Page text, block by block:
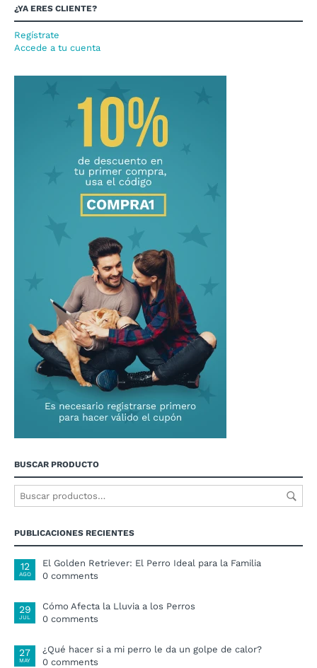
¿YA ERES CLIENTE?
Regístrate
Accede a tu cuenta
BUSCAR PRODUCTO
PUBLICACIONES RECIENTES
12
AGO
El Golden Retriever: El Perro Ideal para la Familia
0 comments
29
JUL
Cómo Afecta la Lluvia a los Perros
0 comments
27
MAY
¿Qué hacer si a mi perro le da un golpe de calor?
0 comments